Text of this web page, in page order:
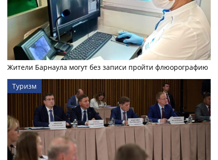
Жители Барнаула могут без записи пройти флюорографию
Туризм